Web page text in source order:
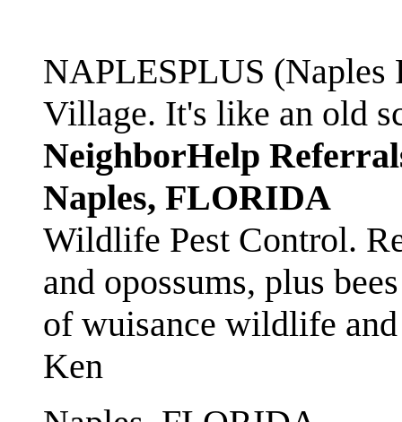
NAPLESPLUS
Village. It's like an old
NeighborHelp
Naples, FLORIDA
Wildlife Pest Control.
and opossums, plus
of wuisance wildlife
Ken